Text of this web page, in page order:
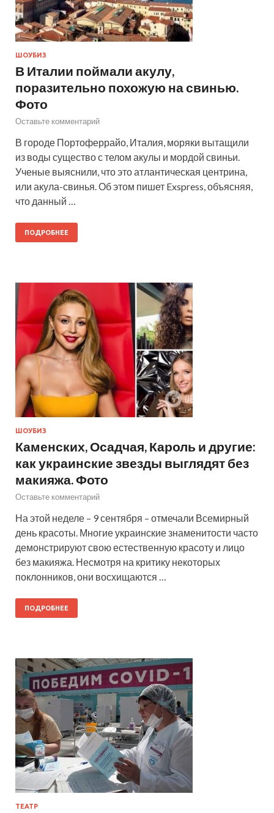
ШОУБИЗ
В Италии поймали акулу,
поразительно похожую на свинью.
Фото
Оставьте комментарий
В городе Портоферрайо, Италия, моряки вытащили
из воды существо с телом акулы и мордой свиньи.
Ученые выяснили, что это атлантическая центрина,
или акула-свинья. Об этом пишет Exspress, объясняя,
что данный …
ПОДРОБНЕЕ
ШОУБИЗ
Каменских, Осадчая, Кароль и другие:
как украинские звезды выглядят без
макияжа. Фото
Оставьте комментарий
На этой неделе – 9 сентября – отмечали Всемирный
день красоты. Многие украинские знаменитости часто
демонстрируют свою естественную красоту и лицо
без макияжа. Несмотря на критику некоторых
поклонников, они восхищаются …
ПОДРОБНЕЕ
ТЕАТР